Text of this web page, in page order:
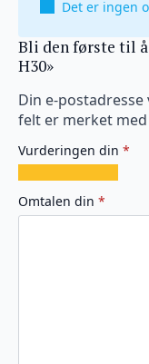
Det er ingen
Bli den første til
H30»
Din e-
felt er merket med
Vurderingen din *
av
5
av
5
av
5
av
5
av
5
Omtalen din *